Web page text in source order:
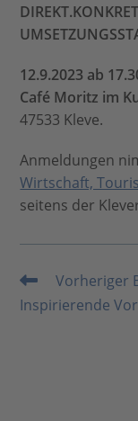
12.9.2023 ab
Café Moritz im
47533 Kleve.
Anmeldungen
Wirtschaft,
seitens der
Weitere
Artikel
ansehen
Vorheriger
Inspirierende